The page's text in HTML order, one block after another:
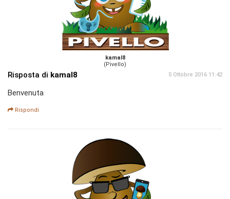
kamal8
(Pivello)
Risposta di kamal8 5 Ottobre 2016 11:42
Benvenuta
Rispondi